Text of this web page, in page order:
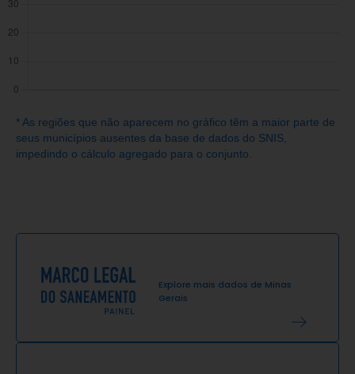
* As regiões que não aparecem no gráfico têm a maior parte de
seus municípios ausentes da base de dados do SNIS,
impedindo o cálculo agregado para o conjunto.
Explore mais dados de Minas
Gerais